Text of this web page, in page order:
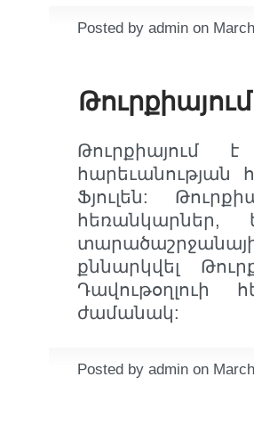
Posted by admin on
Թուրքիայում
Ֆյուլեն:
հեռանկարներ,
քննարկվել
Դավութօղլուի
ժամանակ:
Posted by admin on